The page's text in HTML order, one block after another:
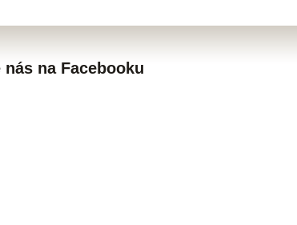
na Facebooku